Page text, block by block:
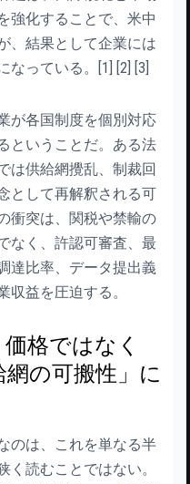
強化することで、米中
、結果として企業には
なっている。[1] [2] [3]
が各国制度を個別対応
ということだ。ある法
は供給網攪乱、制裁回
として再解釈される可
衝突は、関税や禁輸の
なく、許認可審査、最
達比率、データ提出義
収益を圧迫する。
格ではなく
網の可搬性」に
のは、これを単なる半
読むことではない。